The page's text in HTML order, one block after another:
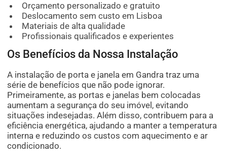
Orçamento personalizado e gratuito
Deslocamento sem custo em Lisboa
Materiais de alta qualidade
Profissionais qualificados e experientes
Os Benefícios da Nossa Instalação
A instalação de porta e janela em Gandra traz uma
série de benefícios que não pode ignorar.
Primeiramente, as portas e janelas bem colocadas
aumentam a segurança do seu imóvel, evitando
situações indesejadas. Além disso, contribuem para a
eficiência energética, ajudando a manter a temperatura
interna e reduzindo os custos com aquecimento e ar
condicionado.